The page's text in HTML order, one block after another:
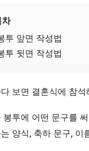
차
투 앞면 작성법
투 뒷면 작성법
보면 결혼식에 참
봉투에 어떤 문구를
양식, 축하 문구,